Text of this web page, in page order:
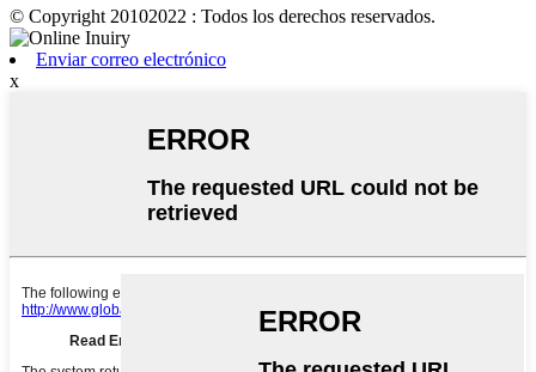
© Copyright 20102022 : Todos los derechos reservados.
Enviar correo electrónico
x